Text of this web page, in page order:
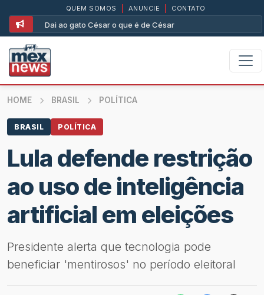
Dai ao gato César o que é de César
QUEM SOMOS ANUNCIE CONTATO
HOME BRASIL POLÍTICA
BRASIL POLÍTICA
Lula defende restrição
ao uso de inteligência
artificial em eleições
Presidente alerta que tecnologia pode
beneficiar 'mentirosos' no período eleitoral